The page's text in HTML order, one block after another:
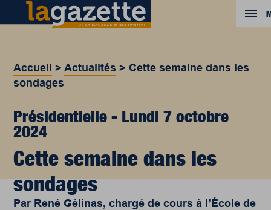
Accueil >Actualités > Cette semaine dans les
sondages
Présidentielle - Lundi 7 octobre
2024
Cette semaine dans les
sondages
Par René Gélinas, chargé de cours à l’École de